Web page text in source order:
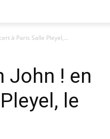
à Paris Salle Pleyel,...
John ! en
le